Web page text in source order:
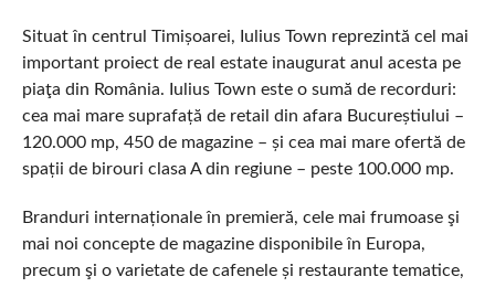
Situat în centrul Timișoarei, Iulius Town reprezintă cel mai
important proiect de real estate inaugurat anul acesta pe
piaţa din România. Iulius Town este o sumă de recorduri:
cea mai mare suprafață de retail din afara Bucureștiului –
120.000 mp, 450 de magazine – și cea mai mare ofertă de
spații de birouri clasa A din regiune – peste 100.000 mp.
Branduri internaționale în premieră, cele mai frumoase şi
mai noi concepte de magazine disponibile în Europa,
precum şi o varietate de cafenele și restaurante tematice,